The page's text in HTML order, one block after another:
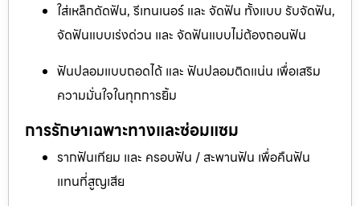
ใส่เหล็กดัดฟัน, รีเทนเนอร์ และ จัดฟัน ทั้งแบบ รับจัดฟัน,
จัดฟันแบบเร่งด่วน และ จัดฟันแบบไม่ต้องถอนฟัน
ฟันปลอมแบบถอดได้ และ ฟันปลอมติดแน่น เพื่อเสริม
ความมั่นใจในทุกการยิ้ม
การรักษาเฉพาะทางและซ่อมแซม
รากฟันเทียม และ ครอบฟัน / สะพานฟัน เพื่อคืนฟัน
แทนที่สูญเสีย